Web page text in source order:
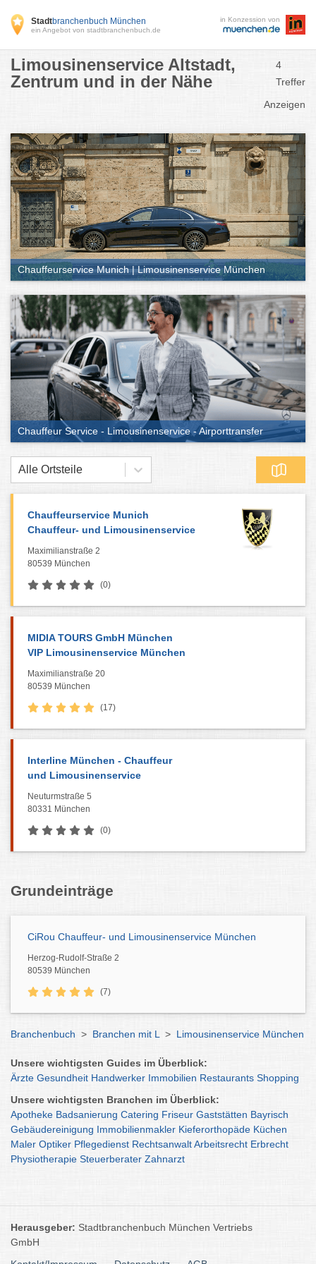
Stadtbranchenbuch München
ein Angebot von stadtbranchenbuch.de
in Konzession von
Limousinenservice Altstadt,
Zentrum und in der Nähe
4
Treffer
Anzeigen
Chauffeurservice Munich | Limousinenservice München
Chauffeur Service - Limousinenservice - Airporttransfer
Alle Ortsteile
Chauffeurservice Munich
Chauffeur- und Limousinenservice
Maximilianstraße 2
80539 München
(0)
MIDIA TOURS GmbH München
VIP Limousinenservice München
Maximilianstraße 20
80539 München
(17)
Interline München - Chauffeur
und Limousinenservice
Neuturmstraße 5
80331 München
(0)
Grundeinträge
CiRou Chauffeur- und Limousinenservice München
Herzog-Rudolf-Straße 2
80539 München
(7)
Branchenbuch > Branchen mit L > Limousinenservice München
Unsere wichtigsten Guides im Überblick:
Ärzte Gesundheit Handwerker Immobilien Restaurants Shopping
Unsere wichtigsten Branchen im Überblick:
Apotheke Badsanierung Catering Friseur Gaststätten Bayrisch
Gebäudereinigung Immobilienmakler Kieferorthopäde Küchen
Maler Optiker Pflegedienst RechtsanwaltArbeitsrecht Erbrecht
Physiotherapie Steuerberater Zahnarzt
Herausgeber: Stadtbranchenbuch München Vertriebs
GmbH